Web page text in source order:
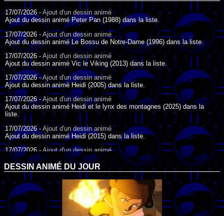
17/07/2026 -Ajout d'un dessin animé
Ajout du dessin animé Peter Pan (1988) dans la liste.
17/07/2026 - Ajout d'un dessin animé
Ajout du dessin animé Le Bossu de Notre-Dame (1996) dans la liste.
17/07/2026 -Ajout d'un dessin animé
Ajout du dessin animé Vic le Viking (2013) dans la liste.
17/07/2026 -Ajout d'un dessin animé
Ajout du dessin animé Heidi (2005) dans la liste.
17/07/2026 -Ajout d'un dessin animé
Ajout du dessin animé Heidi et le lynx des montagnes (2025) dans la
liste.
17/07/2026 - Ajout d'un dessin animé
Ajout du dessin animé Heidi (2015) dans la liste.
17/07/2026 - Ajout d'un dessin animé
Ajout du dessin animé Heidi (1995) dans la liste.
09/07/2026 -Ajout d'un dessin animé
Ajout du dessin animé Genki l'Aventurier de la Chance (2006) dans la
liste.
04/07/2026 -
Ajout d'un dessin animé
Ajout du dessin animé Vilain Petit Canard (2000) dans la liste.
DESSIN ANIMÉ DU JOUR